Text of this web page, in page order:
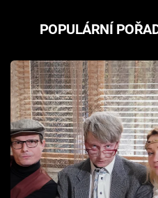
POPULÁRNÍ